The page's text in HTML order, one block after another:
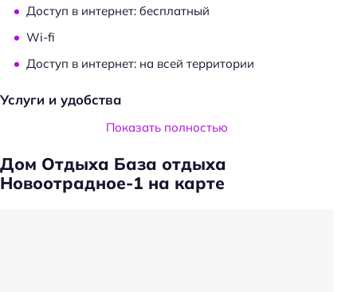
Доступ в интернет: бесплатный
Wi-fi
Доступ в интернет: на всей территории
Услуги и удобства
Есть ограничения по количеству животных
Прачечная
Показать полностью
Дом Отдыха База отдыха
Новоотрадное-1 на карте